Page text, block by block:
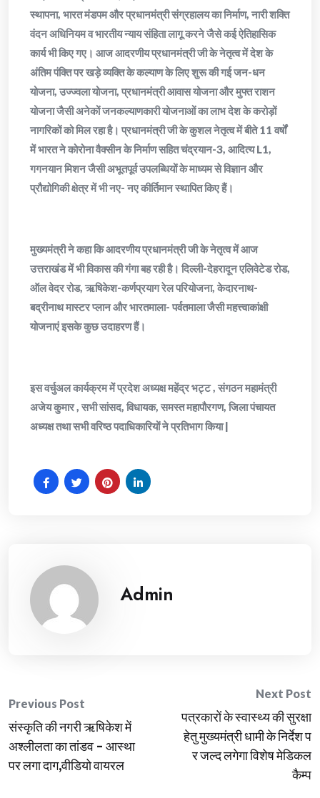
स्थापना, भारत मंडपम और प्रधानमंत्री संग्रहालय का निर्माण, नारी शक्ति
वंदन अधिनियम व भारतीय न्याय संहिता लागू करने जैसे कई ऐतिहासिक
कार्य भी किए गए। आज आदरणीय प्रधानमंत्री जी के नेतृत्व में देश के
अंतिम पंक्ति पर खड़े व्यक्ति के कल्याण के लिए शुरू की गई जन-धन
योजना, उज्ज्वला योजना, प्रधानमंत्री आवास योजना और मुफ्त राशन
योजना जैसी अनेकों जनकल्याणकारी योजनाओं का लाभ देश के करोड़ों
नागरिकों को मिल रहा है। प्रधानमंत्री जी के कुशल नेतृत्व में बीते 11 वर्षों
में भारत ने कोरोना वैक्सीन के निर्माण सहित चंद्रयान-3, आदित्य L1,
गगनयान मिशन जैसी अभूतपूर्व उपलब्धियों के माध्यम से विज्ञान और
प्रौद्योगिकी क्षेत्र में भी नए- नए कीर्तिमान स्थापित किए हैं।
मुख्यमंत्री ने कहा कि आदरणीय प्रधानमंत्री जी के नेतृत्व में आज
उत्तराखंड में भी विकास की गंगा बह रही है। दिल्ली-देहरादून एलिवेटेड रोड,
ऑल वेदर रोड, ऋषिकेश-कर्णप्रयाग रेल परियोजना, केदारनाथ-
बद्रीनाथ मास्टर प्लान और भारतमाला- पर्वतमाला जैसी महत्त्वाकांक्षी
योजनाएं इसके कुछ उदाहरण हैं।
इस वर्चुअल कार्यक्रम में प्रदेश अध्यक्ष महेंद्र भट्ट , संगठन महामंत्री
अजेय कुमार , सभी सांसद, विधायक, समस्त महापौरगण, जिला पंचायत
अध्यक्ष तथा सभी वरिष्ठ पदाधिकारियों ने प्रतिभाग किया |
Admin
Post
navigation
Previous Post
संस्कृति की नगरी ऋषिकेश में
अश्लीलता का तांडव – आस्था
पर लगा दाग,वीडियो वायरल
Next Post
पत्रकारों के स्वास्थ्य की सुरक्षा
हेतु मुख्यमंत्री धामी के निर्देश प
र जल्द लगेगा विशेष मेडिकल
कैम्प